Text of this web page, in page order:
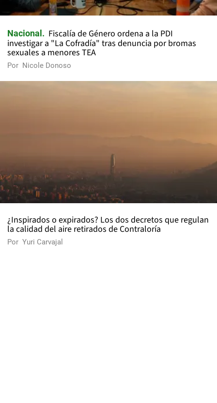
Nacional
Fiscalía de Género ordena a la PDI
investigar a "La Cofradía" tras denuncia por bromas
sexuales a menores TEA
Por Nicole Donoso
¿Inspirados o expirados? Los dos decretos que regulan
la calidad del aire retirados de Contraloría
Por Yuri Carvajal